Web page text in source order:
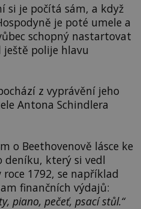
si je počítá sám, a když
je poté umele a
schopný nastartovat
ještě polije hlavu
z vyprávění jeho
Antona Schindlera
o Beethovenově lásce ke
deníku, který si vedl
1792, se například
finančních výdajů:
piano, pečeť, psací stůl.“